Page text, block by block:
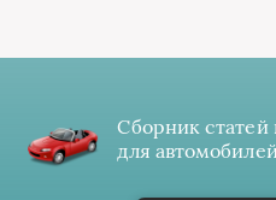
Сборник статей
для